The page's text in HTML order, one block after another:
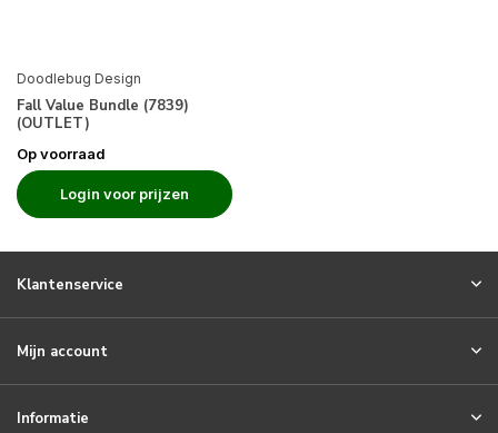
Doodlebug Design
Fall Value Bundle (7839)
(OUTLET)
Op voorraad
Login voor prijzen
Klantenservice
Mijn account
Informatie